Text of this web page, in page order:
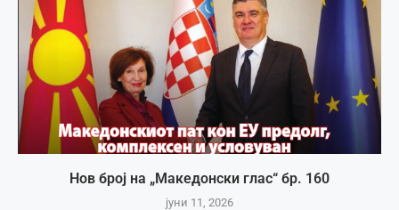
Нов број на „Македонски глас“ бр. 160
јуни 11, 2026